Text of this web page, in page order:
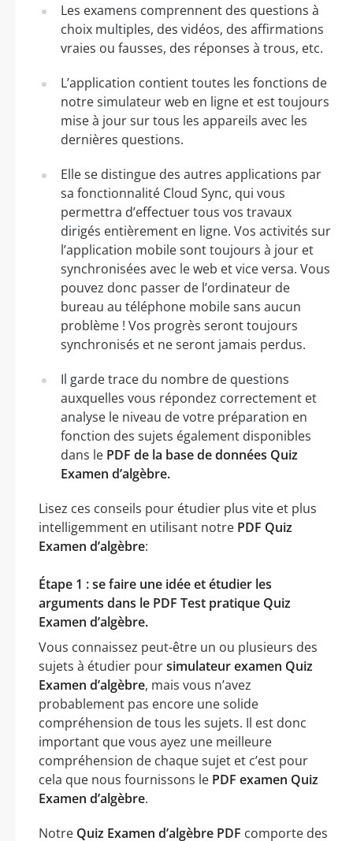
Les examens comprennent des questions à
choix multiples, des vidéos, des affirmations
vraies ou fausses, des réponses à trous, etc.
L’application contient toutes les fonctions de
notre simulateur web en ligne et est toujours
mise à jour sur tous les appareils avec les
dernières questions.
Elle se distingue des autres applications par
sa fonctionnalité Cloud Sync, qui vous
permettra d’effectuer tous vos travaux
dirigés entièrement en ligne. Vos activités sur
l’application mobile sont toujours à jour et
synchronisées avec le web et vice versa. Vous
pouvez donc passer de l’ordinateur de
bureau au téléphone mobile sans aucun
problème ! Vos progrès seront toujours
synchronisés et ne seront jamais perdus.
Il garde trace du nombre de questions
auxquelles vous répondez correctement et
analyse le niveau de votre préparation en
fonction des sujets également disponibles
dans le PDF de la base de données Quiz
Examen d’algèbre.
Lisez ces conseils pour étudier plus vite et plus
intelligemment en utilisant notre PDF Quiz
Examen d’algèbre:
Étape 1 : se faire une idée et étudier les
arguments dans le PDF Test pratique Quiz
Examen d’algèbre.
Vous connaissez peut-être un ou plusieurs des
sujets à étudier poursimulateur examen Quiz
Examen d’algèbre, mais vous n’avez
probablement pas encore une solide
compréhension de tous les sujets. Il est donc
important que vous ayez une meilleure
compréhension de chaque sujet et c’est pour
cela que nous fournissons le PDF examen Quiz
Examen d’algèbre.
Notre Quiz Examen d’algèbre PDF comporte des